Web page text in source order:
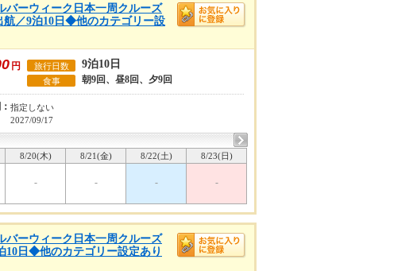
バーウィーク日本一周クルーズ
航／9泊10日◆他のカテゴリー設
円 旅行日数 9泊10日
食事 朝9回、昼8回、夕9回
指定しない
2027/09/17
8/20(木) 8/21(金) 8/22(土) 8/23(日)
- - - -
バーウィーク日本一周クルーズ
10日◆他のカテゴリー設定あり